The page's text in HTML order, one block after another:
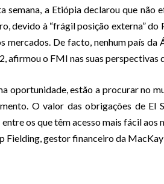
semana, a Etiópia declarou que não
devido à “frágil posição externa” do
De facto, nenhum país da
afirmou o FMI nas suas perspectivas
oportunidade, estão a procurar no
O valor das obrigações de El
os que têm acesso mais fácil aos
Fielding, gestor financeiro da